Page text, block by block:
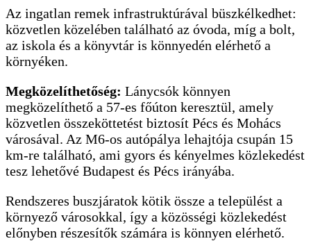
Az ingatlan remek infrastruktúrával büszkélkedhet:
közvetlen közelében található az óvoda, míg a bolt,
az iskola és a könyvtár is könnyedén elérhető a
környéken.
Megközelíthetőség: Lánycsók könnyen
megközelíthető a 57-es főúton keresztül, amely
közvetlen összeköttetést biztosít Pécs és Mohács
városával. Az M6-os autópálya lehajtója csupán 15
km-re található, ami gyors és kényelmes közlekedést
tesz lehetővé Budapest és Pécs irányába.
Rendszeres buszjáratok kötik össze a települést a
környező városokkal, így a közösségi közlekedést
előnyben részesítők számára is könnyen elérhető.